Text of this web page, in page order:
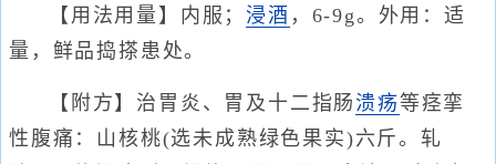
【用法用量】内服；浸酒 ，6-9g。外用：适
量，鲜品捣搽患处。
【附方】治胃炎、胃及十二指肠 溃疡等痉挛
性腹痛：山核桃(选未成熟绿色果实)六斤。轧